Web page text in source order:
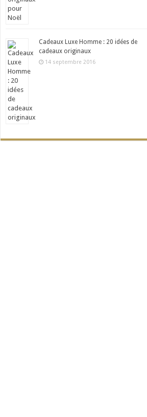
Cadeaux Luxe Homme : 20 idées de
cadeaux originaux
14 septembre 2016